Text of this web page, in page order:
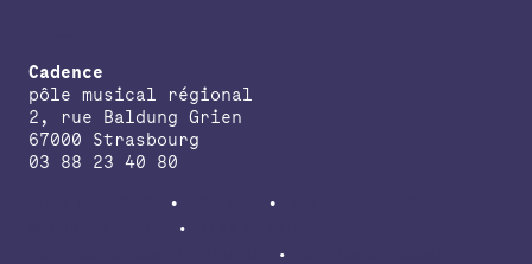
Cadence
pôle musical régional
2, rue Baldung Grien
67000 Strasbourg
03 88 23 40 80